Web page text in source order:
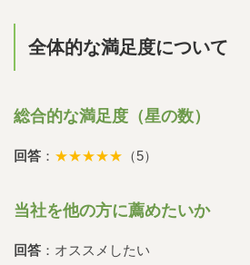
全体的な満足度について
総合的な満足度（星の数）
回答 ： ★★★★★ （5）
当社を他の方に薦めたいか
回答 ：オススメしたい